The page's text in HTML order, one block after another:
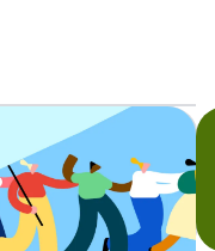
к югу от